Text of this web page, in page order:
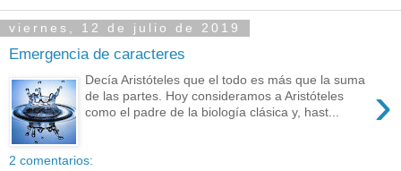
viernes, 12 de julio de 2019
Emergencia de caracteres
›
Decía Aristóteles que el todo es más que la suma
de las partes. Hoy consideramos a Aristóteles
como el padre de la biología clásica y, hast...
2 comentarios: